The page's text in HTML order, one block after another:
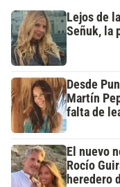
Lejos de
Señuk, la
Desde
Martín
falta de
El nuevo
Rocío
heredero